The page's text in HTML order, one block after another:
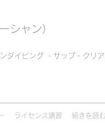
シャン）
ダイビング ・サップ・クリ
ライセンス講習 続きを読む